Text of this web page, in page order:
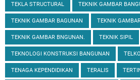
TEKLA STRUCTURAL TEKNIK GAMBAR
TEKNIK GAMBAR BAGUNAN TEKNIK
TEKNIK GAMBAR BNGUNAN. TEKNIK SIPIL
TEKNOLOGI KONSTRUKSI BANGUNAN
TENAGA KEPENDIDIKAN TERALIS